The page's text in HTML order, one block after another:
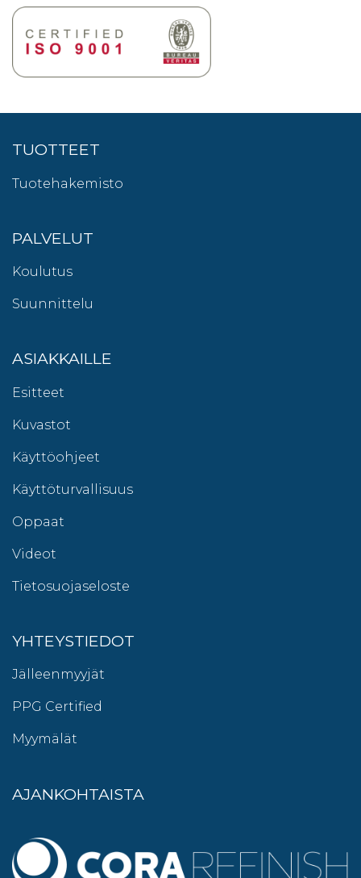
TUOTTEET
Tuotehakemisto
PALVELUT
Koulutus
Suunnittelu
ASIAKKAILLE
Esitteet
Kuvastot
Käyttöohjeet
Käyttöturvallisuus
Oppaat
Videot
Tietosuojaseloste
YHTEYSTIEDOT
Jälleenmyyjät
PPG Certified
Myymälät
AJANKOHTAISTA